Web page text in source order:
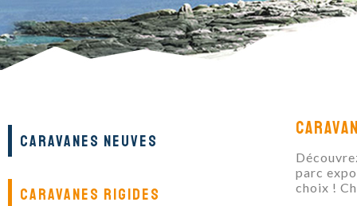
CARAVANES NEUVES
CARAVANES RIGIDES
parc
choix !